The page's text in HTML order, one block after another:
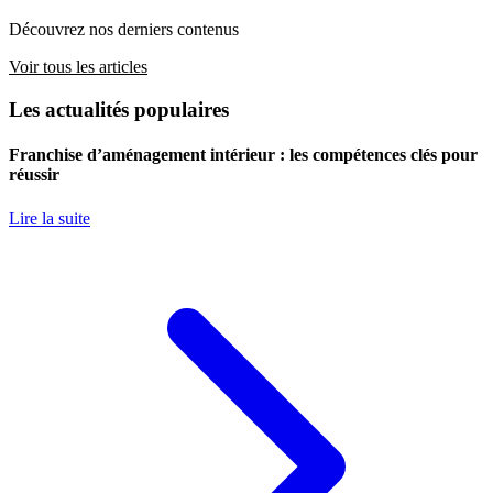
Découvrez nos derniers contenus
Voir tous les articles
Les actualités populaires
Franchise d’aménagement intérieur : les compétences clés pour
réussir
Lire la suite